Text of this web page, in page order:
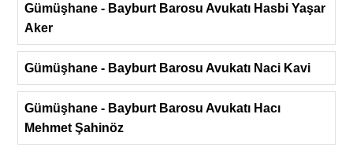
Gümüşhane - Bayburt Barosu Avukatı Hasbi Yaşar
Aker
Gümüşhane - Bayburt Barosu Avukatı Naci Kavi
Gümüşhane - Bayburt Barosu Avukatı Hacı
Mehmet Şahinöz